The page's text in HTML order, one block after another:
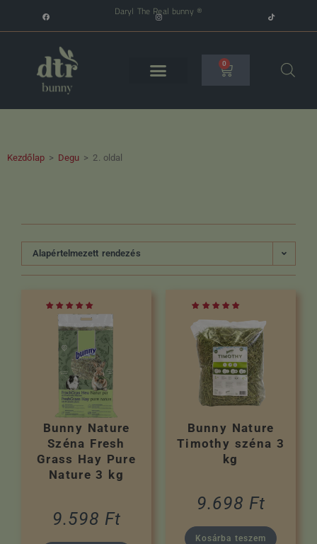
Daryl The Real bunny ®
0
Kezdőlap > Degu > 2. oldal
Alapértelmezett rendezés
Bunny Nature
Széna Fresh
Grass Hay Pure
Nature 3 kg
9.598 Ft
Bunny Nature
Timothy széna 3
kg
9.698 Ft
Kosárba teszem